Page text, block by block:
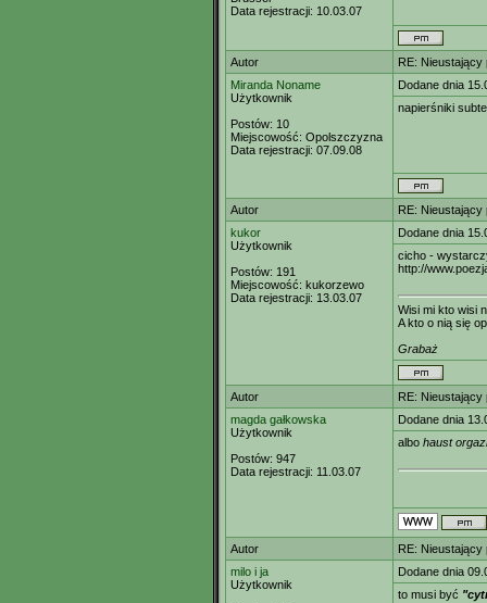
Data rejestracji: 10.03.07
Autor
RE: Nieustający
Miranda Noname
Użytkownik
Postów: 10
Miejscowość: Opolszczyzna
Data rejestracji: 07.09.08
Dodane dnia
napierśniki
Autor
RE: Nieustający
kukor
Użytkownik
Postów: 191
Miejscowość: kukorzewo
Data rejestracji: 13.03.07
Dodane dnia
cicho -
http://
Wisi mi kto wisi
A kto o nią się
Grabaż
Autor
RE: Nieustający
magda gałkowska
Użytkownik
Postów: 947
Data rejestracji: 11.03.07
Dodane dnia
albo haust
Autor
RE: Nieustający
milo i ja
Użytkownik
Dodane dnia
to musi być